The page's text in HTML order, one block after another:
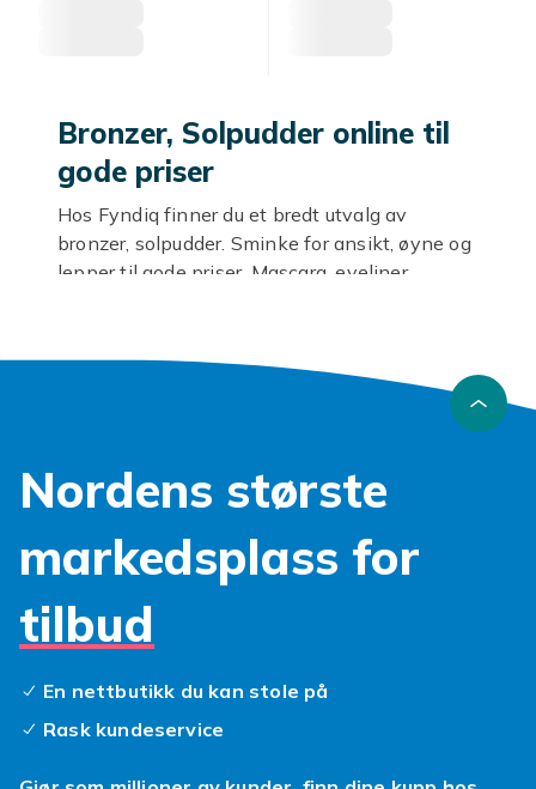
Bronzer, Solpudder online til
gode priser
Hos Fyndiq finner du et bredt utvalg av
bronzer, solpudder. Sminke for ansikt, øyne og
lepper til gode priser. Mascara, eyeliner,
Farger og finishes
Fra klassiske nyanser til trendy farger. Matt,
satin, shimmer og metallic. Velg etter hudtype
Utforsk mer
Sesminke.
Nordens største
markedsplass for
tilbud
En nettbutikk du kan stole på
Rask kundeservice